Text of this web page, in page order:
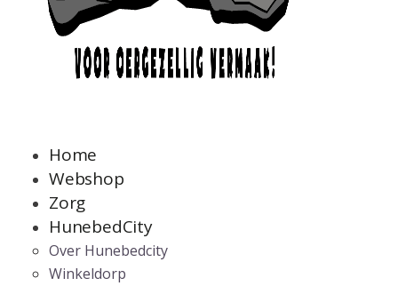
Home
Webshop
Zorg
HunebedCity
Over Hunebedcity
Winkeldorp